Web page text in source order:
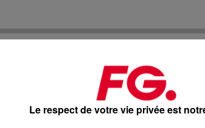
Le respect de votre vie privée est